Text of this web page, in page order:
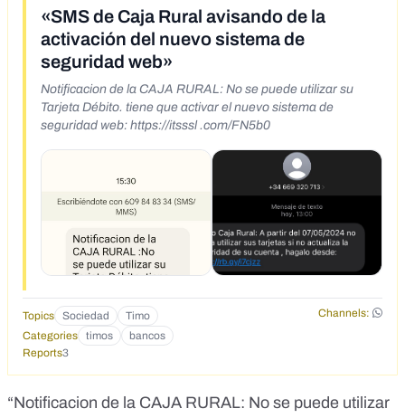
«SMS de Caja Rural avisando de la
activación del nuevo sistema de
seguridad web»
Notificacion de la CAJA RURAL: No se puede utilizar su
Tarjeta Débito. tiene que activar el nuevo sistema de
seguridad web: https://itsssl .com/FN5b0
Topics Sociedad Timo
Channels:
Categories
timos
bancos
Reports3
“Notificacion de la CAJA RURAL: No se puede utilizar